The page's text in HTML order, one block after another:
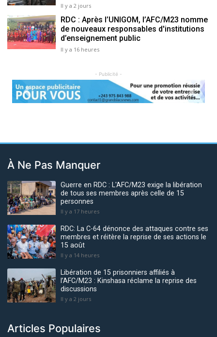
Il y a 2 jours
RDC : Après l’UNIGOM, l’AFC/M23 nomme
de nouveaux responsables d'institutions
d’enseignement public
Il y a 16 heures
- Publicité -
Previous Next
À Ne Pas Manquer
Guerre en RDC : L'AFC/M23 exige la libération
de tous ses membres après celle de 15
personnes
Il y a 17 heures
RDC: La C-64 dénonce des attaques contre ses
membres et réitère la reprise de ses actions le
15 août
Il y a 14 heures
Libération de 15 prisonniers affiliés à
l’AFC/M23 : Kinshasa réclame la reprise des
discussions
Il y a 2 jours
Articles Populaires